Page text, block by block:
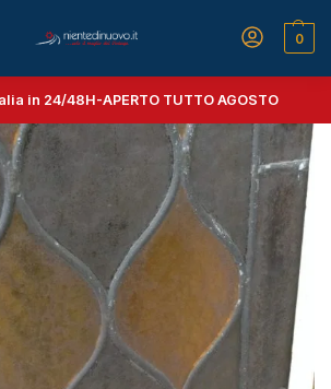
0
in 24/48H-APERTO TUTTO AGOSTO